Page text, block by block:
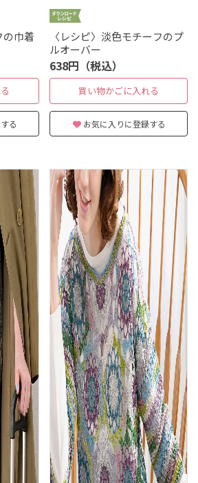
の巾着
る
〈レシピ〉淡色モチーフのプ
ルオーバー
638円（税込）
買い物かごに入れる
お気に入りに登録する